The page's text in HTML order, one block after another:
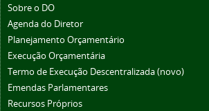
Sobre o DO
Agenda do Diretor
Planejamento Orçamentário
Execução Orçamentária
Termo de Execução Descentralizada (novo)
Emendas Parlamentares
Recursos Próprios